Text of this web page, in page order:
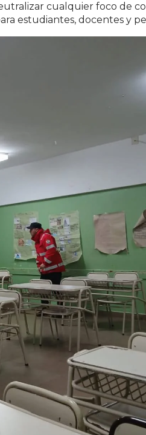
cualquier foco de
estudiantes, docentes y